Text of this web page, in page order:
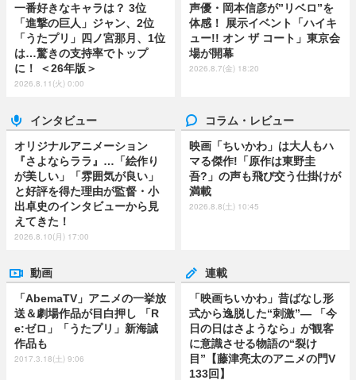
一番好きなキャラは？ 3位
「進撃の巨人」ジャン、2位
「うたプリ」四ノ宮那月、1位
は…驚きの支持率でトップ
に！ ＜26年版＞
2026.8.11(火) 0:00
声優・岡本信彦が”リベロ”を
体感！ 展示イベント「ハイキ
ュー!! オン ザ コート」東京会
場が開幕
2026.8.7(金) 18:20
インタビュー
オリジナルアニメーション
『さよならララ』…「絵作り
が美しい」「雰囲気が良い」
と好評を得た理由が監督・小
出卓史のインタビューから見
えてきた！
2026.8.10(月) 17:00
コラム・レビュー
映画「ちいかわ」は大人もハ
マる傑作!「原作は東野圭
吾?」の声も飛び交う仕掛けが
満載
2026.8.8(土) 10:45
動画
「AbemaTV」アニメの一挙放
送＆劇場作品が目白押し 「R
e:ゼロ」「うたプリ」新海誠
作品も
2017.3.18(土) 9:06
連載
「映画ちいかわ」昔ばなし形
式から逸脱した“刺激”― 「今
日の日はさようなら」が観客
に意識させる物語の“裂け
目”【藤津亮太のアニメの門V
133回】